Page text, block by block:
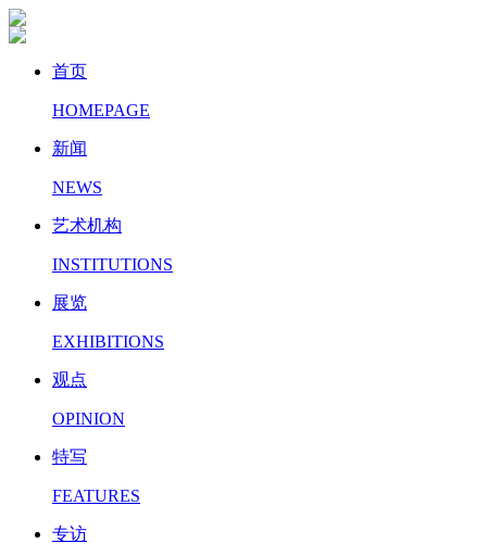
首页
HOMEPAGE
新闻
NEWS
艺术机构
INSTITUTIONS
展览
EXHIBITIONS
观点
OPINION
特写
FEATURES
专访